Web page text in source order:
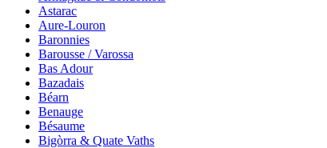
Astarac
Aure-Louron
Baronnies
Barousse / Varossa
Bas Adour
Bazadais
Béarn
Benauge
Bésaume
Bigòrra & Quate Vaths